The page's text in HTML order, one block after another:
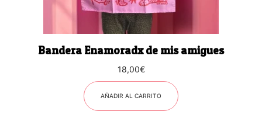
Bandera Enamoradx de mis amigues
18,00€
AÑADIR AL CARRITO